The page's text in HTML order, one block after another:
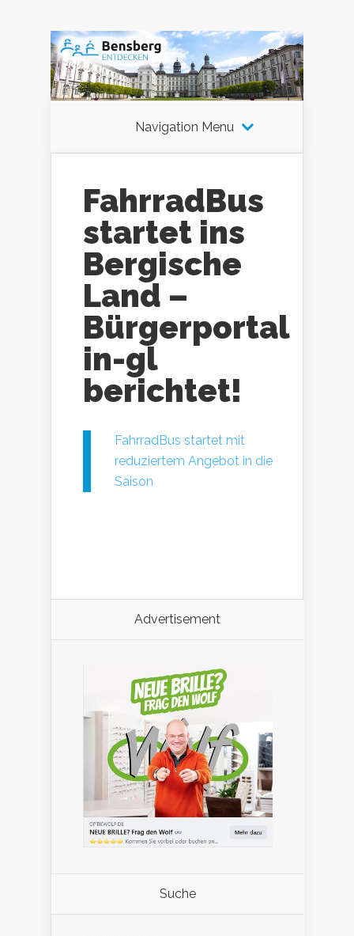
Navigation Menu
FahrradBus
startet ins
Bergische
Land –
Bürgerportal
in-gl
berichtet!
FahrradBus startet mit
reduziertem Angebot in die
Saison
Advertisement
Suche